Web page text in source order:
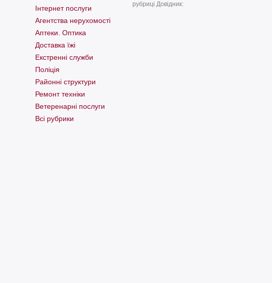
Інтернет послуги
Агентства нерухомості
Аптеки. Оптика
Доставка їжі
Екстренні служби
Поліція
Районні структури
Ремонт техніки
Ветеренарні послуги
Всі рубрики
рубриці Довідник: